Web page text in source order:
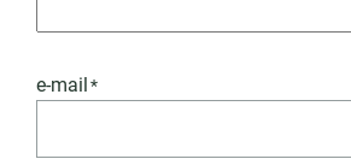
e-mail*